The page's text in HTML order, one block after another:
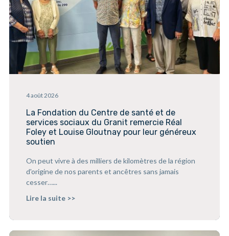
4 août 2026
La Fondation du Centre de santé et de
services sociaux du Granit remercie Réal
Foley et Louise Gloutnay pour leur généreux
soutien
On peut vivre à des milliers de kilomètres de la région
d'origine de nos parents et ancêtres sans jamais
cesser…...
Lire la suite >>